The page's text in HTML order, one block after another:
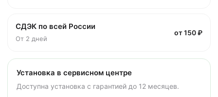
СДЭК по всей России
От 2 дней
от 150 ₽
Установка в сервисном центре
Доступна установка с гарантией до 12 месяцев.